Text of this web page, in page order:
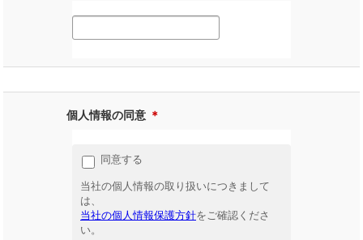
個人情報の同意 ＊
同意する
当社の個人情報の取り扱いにつきまして
は、
当社の個人情報保護方針をご確認くださ
い。